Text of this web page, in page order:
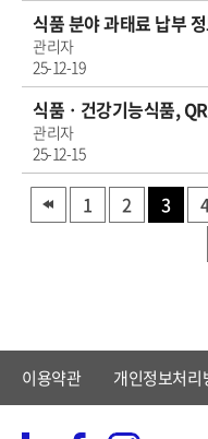
관리자
25-12-19
식품ㆍ건강기능식품,
관리자
25-12-15
1 2 3
이용약관 개인정보처리